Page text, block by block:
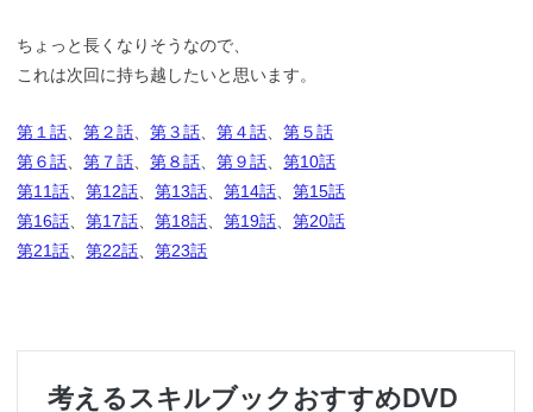
ちょっと長くなりそうなので、
これは次回に持ち越したいと思います。
第１話 、第２話 、第３話 、第４話 、第５話
第６話 、第７話 、第８話 、第９話 、第10話
第11話 、第12話 、第13話 、第14話 、第15話
第16話 、第17話 、第18話 、第19話 、第20話
第21話 、第22話 、第23話